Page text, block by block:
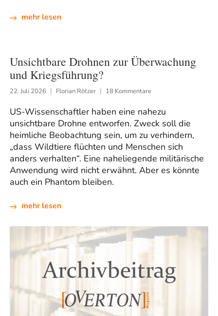
mehr lesen
Unsichtbare Drohnen zur Überwachung
und Kriegsführung?
22. Juli 2026 Florian Rötzer 18 Kommentare
US-Wissenschaftler haben eine nahezu
unsichtbare Drohne entworfen. Zweck soll die
heimliche Beobachtung sein, um zu verhindern,
„dass Wildtiere flüchten und Menschen sich
anders verhalten“. Eine naheliegende militärische
Anwendung wird nicht erwähnt. Aber es könnte
auch ein Phantom bleiben.
mehr lesen